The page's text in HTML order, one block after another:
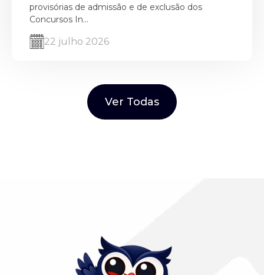
provisórias de admissão e de exclusão dos
Concursos In...
22 julho 2026
Ver Todas